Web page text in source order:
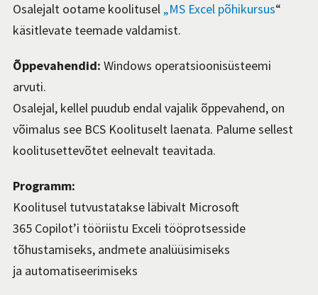
Osalejalt ootame koolitusel „MS Excel põhikursus“
käsitlevate teemade valdamist.
Õppevahendid: Windows operatsioonisüsteemi
arvuti.
Osalejal, kellel puudub endal vajalik õppevahend, on
võimalus see BCS Koolituselt laenata. Palume sellest
koolitusettevõtet eelnevalt teavitada.
Programm:
Koolitusel tutvustatakse läbivalt Microsoft
365 Copilot’i tööriistu Exceli tööprotsesside
tõhustamiseks, andmete analüüsimiseks
ja automatiseeri­miseks